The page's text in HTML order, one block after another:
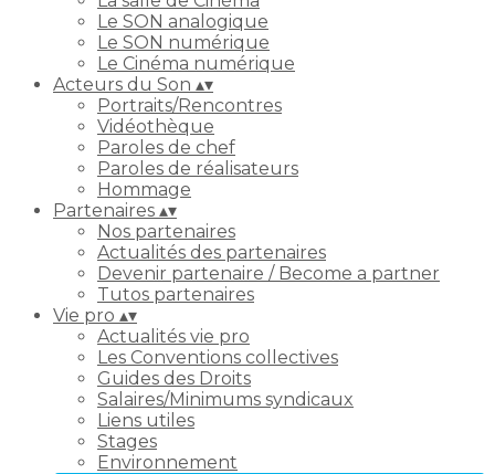
Le SON analogique
Le SON numérique
Le Cinéma numérique
Acteurs du Son ▴▾
Portraits/Rencontres
Vidéothèque
Paroles de chef
Paroles de réalisateurs
Hommage
Partenaires ▴▾
Nos partenaires
Actualités des partenaires
Devenir partenaire / Become a partner
Tutos partenaires
Vie pro ▴▾
Actualités vie pro
Les Conventions collectives
Guides des Droits
Salaires/Minimums syndicaux
Liens utiles
Stages
Environnement